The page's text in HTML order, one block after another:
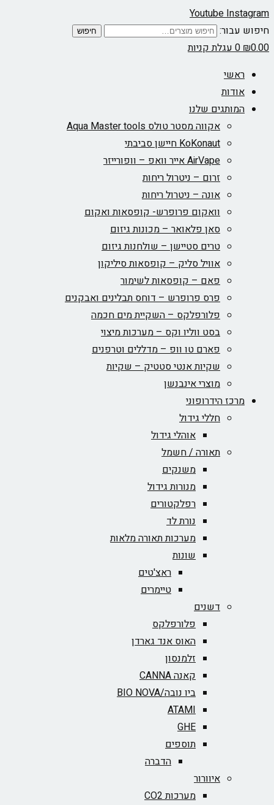
YoutubeInstagram
חיפוש עבור:
חיפוש
₪0.00
0עגלת קניות
ראשי
אודות
המותגים שלנו
אקווה מסטר טולס Aqua Master tools
KoKonaut חיישן סביבתי
AirVape אייר וואפ – וופורייזר
זרום – ניטרול ריחות
אונה – ניטרול ריחות
וואקום פרופרש- קופסאות ואקום
סאן פלאואר – מכונות גיזום
טרים סטיישן – שולחנות גיזום
אוויל סליק – קופסאות סיליקון
פאם – קופסאות לשימור
פרס פרופרש – דוחס תבלינים ואבקנים
פלורפלקס – השקיית מים חכמה
בסט ווליו וקס – מערכות מיצוי
פארם טו וופ – מדללים וטרפנים
שקיות אנטי סטטיק – שקיות
מוצרי אינבנשן
מרכז הידרופוני
חללי גידול
אוהלי גידול
תאורה / חשמל
משנקים
מנורות גידול
רפלקטורים
נורת לד
מערכות תאורה מלאות
שונות
ראצ'טים
טיימרים
דשנים
פלורפלקס
האוס אנד גארדן
זלמנסון
קאנה CANNA
ביו נובה/BIO NOVA‏
ATAMI
GHE
תוספים
הדברה
איוורור
מערכות CO2